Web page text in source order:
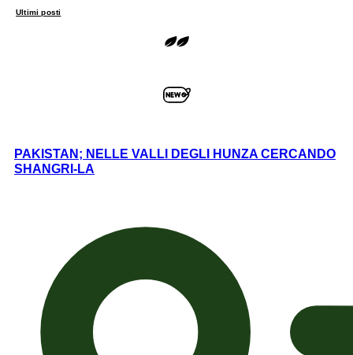
Ultimi posti
PAKISTAN; NELLE VALLI DEGLI HUNZA CERCANDO
SHANGRI-LA